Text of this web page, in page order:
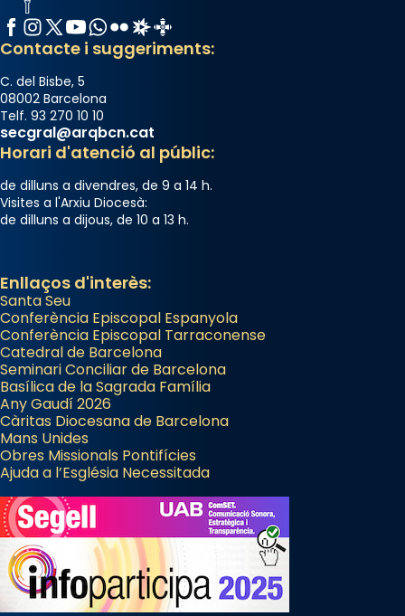
Facebook
Instagram
X / Twitter
YouTube
WhatsApp
FlickrRadio Estel
Catalunya Cristiana
Contacte i suggeriments:
C. del Bisbe, 5
08002 Barcelona
Telf. 93 270 10 10
secgral@arqbcn.cat
Horari d'atenció al públic:
de dilluns a divendres, de 9 a 14 h.
Visites a l'Arxiu Diocesà:
de dilluns a dijous, de 10 a 13 h.
Enllaços d'interès:
Santa Seu
Conferència Episcopal Espanyola
Conferència Episcopal Tarraconense
Catedral de Barcelona
Seminari Conciliar de Barcelona
Basílica de la Sagrada Família
Any Gaudí 2026
Càritas Diocesana de Barcelona
Mans Unides
Obres Missionals Pontifícies
Ajuda a l’Església Necessitada